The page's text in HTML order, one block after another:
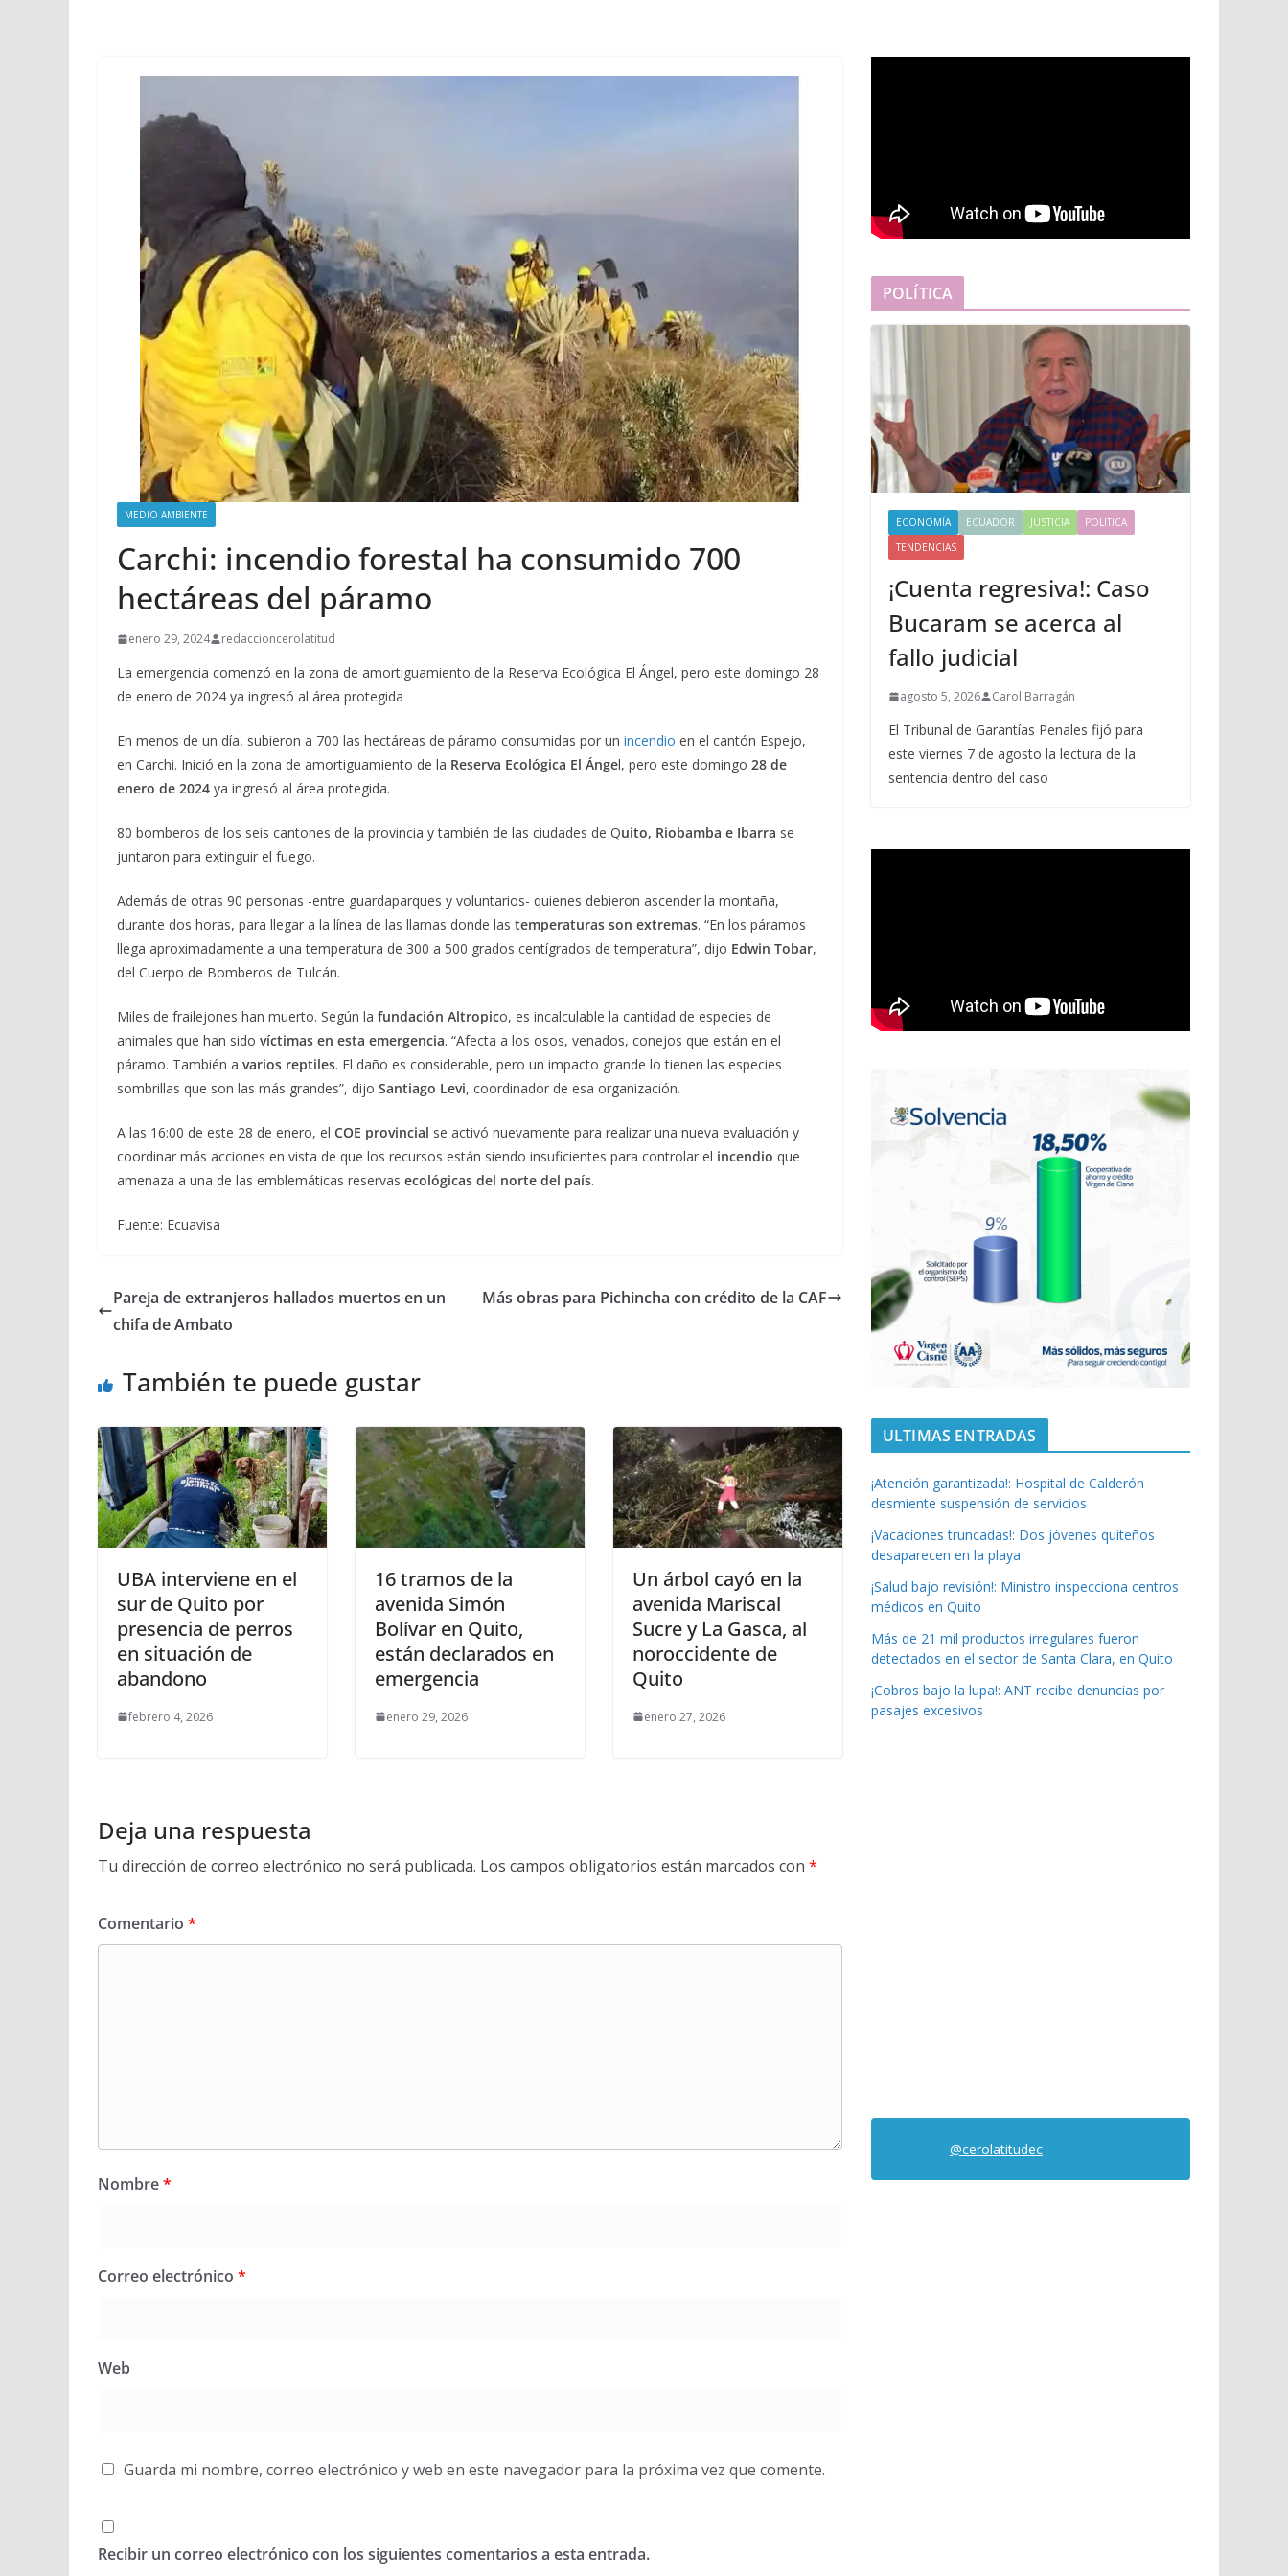
MEDIO AMBIENTE
Carchi: incendio forestal ha consumido 700
hectáreas del páramo
enero 29, 2024 redaccioncerolatitud
La emergencia comenzó en la zona de amortiguamiento de la Reserva Ecológica El Ángel, pero este domingo 28
de enero de 2024 ya ingresó al área protegida
En menos de un día, subieron a 700 las hectáreas de páramo consumidas por un incendio en el cantón Espejo,
en Carchi. Inició en la zona de amortiguamiento de la Reserva Ecológica El Ángel, pero este domingo 28 de
enero de 2024 ya ingresó al área protegida.
80 bomberos de los seis cantones de la provincia y también de las ciudades de Quito, Riobamba e Ibarra se
juntaron para extinguir el fuego.
Además de otras 90 personas -entre guardaparques y voluntarios- quienes debieron ascender la montaña,
durante dos horas, para llegar a la línea de las llamas donde las temperaturas son extremas. “En los páramos
llega aproximadamente a una temperatura de 300 a 500 grados centígrados de temperatura”, dijo Edwin Tobar,
del Cuerpo de Bomberos de Tulcán.
Miles de frailejones han muerto. Según la fundación Altropico, es incalculable la cantidad de especies de
animales que han sido víctimas en esta emergencia. “Afecta a los osos, venados, conejos que están en el
páramo. También a varios reptiles. El daño es considerable, pero un impacto grande lo tienen las especies
sombrillas que son las más grandes”, dijo Santiago Levi, coordinador de esa organización.
A las 16:00 de este 28 de enero, el COE provincial se activó nuevamente para realizar una nueva evaluación y
coordinar más acciones en vista de que los recursos están siendo insuficientes para controlar el incendio que
amenaza a una de las emblemáticas reservas ecológicas del norte del país.
Fuente: Ecuavisa
Pareja de extranjeros hallados muertos en un
chifa de Ambato
Más obras para Pichincha con crédito de la CAF
También te puede gustar
UBA interviene en el
sur de Quito por
presencia de perros
en situación de
abandono
febrero 4, 2026
16 tramos de la
avenida Simón
Bolívar en Quito,
están declarados en
emergencia
enero 29, 2026
Un árbol cayó en la
avenida Mariscal
Sucre y La Gasca, al
noroccidente de
Quito
enero 27, 2026
Deja una respuesta
Tu dirección de correo electrónico no será publicada. Los campos obligatorios están marcados con *
Comentario *
Nombre*
Correo electrónico *
Web
Guarda mi nombre, correo electrónico y web en este navegador para la próxima vez que comente.
Recibir un correo electrónico con los siguientes comentarios a esta entrada.
POLÍTICA
ECONOMÍA ECUADOR JUSTICIA
POLITICA
TENDENCIAS
¡Cuenta regresiva!: Caso
Bucaram se acerca al
fallo judicial
agosto 5, 2026 Carol Barragán
El Tribunal de Garantías Penales fijó para
este viernes 7 de agosto la lectura de la
sentencia dentro del caso
ULTIMAS ENTRADAS
¡Atención garantizada!: Hospital de Calderón
desmiente suspensión de servicios
¡Vacaciones truncadas!: Dos jóvenes quiteños
desaparecen en la playa
¡Salud bajo revisión!: Ministro inspecciona centros
médicos en Quito
Más de 21 mil productos irregulares fueron
detectados en el sector de Santa Clara, en Quito
¡Cobros bajo la lupa!: ANT recibe denuncias por
pasajes excesivos
@cerolatitudec